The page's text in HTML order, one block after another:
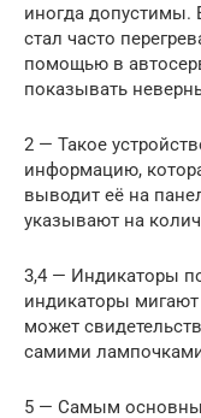
иногда допустимы.
стал часто
помощью в
показывать
2 — Такое
информацию,
выводит её на
указывают на
3,4 — Индикаторы
индикаторы
может
самими
5 — Самым